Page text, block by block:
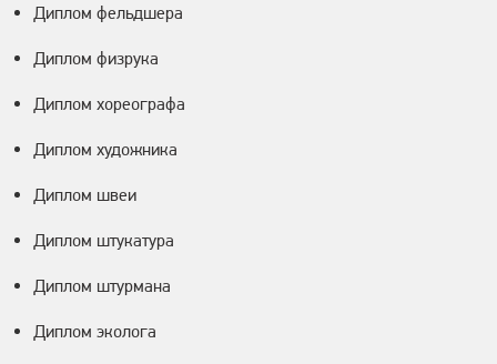
Диплом фельдшера
Диплом физрука
Диплом хореографа
Диплом художника
Диплом швеи
Диплом штукатура
Диплом штурмана
Диплом эколога